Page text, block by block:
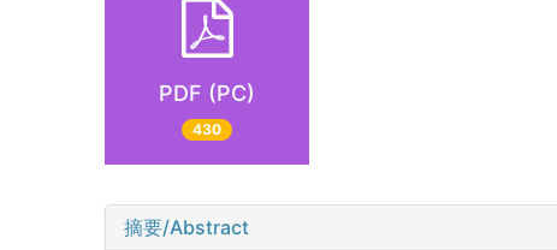
PDF (PC)
430
摘要/Abstract